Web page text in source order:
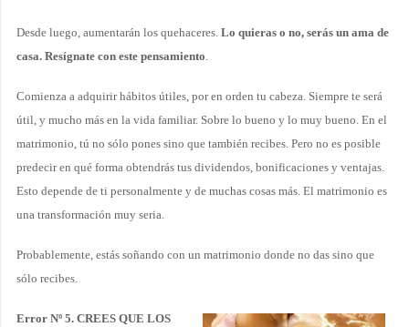
Desde luego, aumentarán los quehaceres. Lo quieras o no, serás un ama de
casa. Resígnate con este pensamiento.
Comienza a adquirir hábitos útiles, por en orden tu cabeza. Siempre te será
útil, y mucho más en la vida familiar. Sobre lo bueno y lo muy bueno. En el
matrimonio, tú no sólo pones sino que también recibes. Pero no es posible
predecir en qué forma obtendrás tus dividendos, bonificaciones y ventajas.
Esto depende de ti personalmente y de muchas cosas más. El matrimonio es
una transformación muy seria.
Probablemente, estás soñando con un matrimonio donde no das sino que
sólo recibes.
Error Nº 5. CREES QUE LOS